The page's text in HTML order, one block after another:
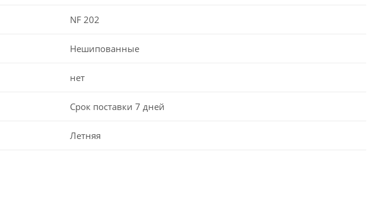
NF 202
Нешипованные
нет
Срок поставки 7 дней
Летняя